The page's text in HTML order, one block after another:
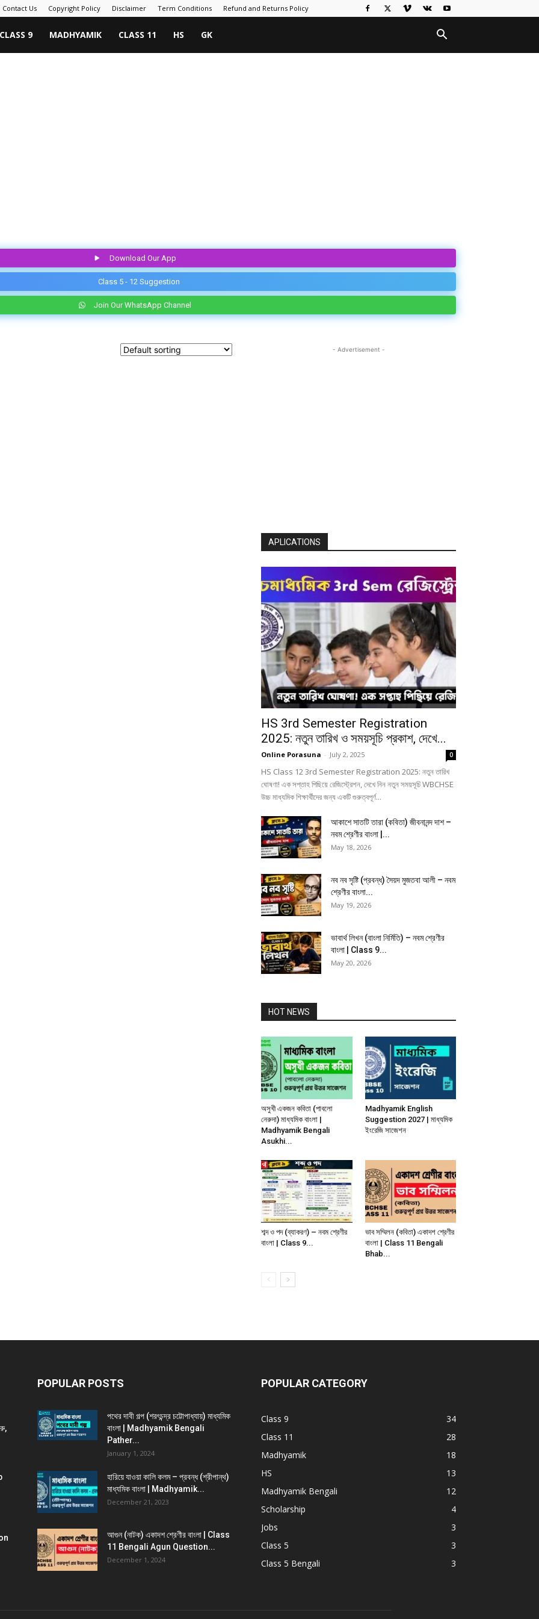
Contact Us Copyright Policy Disclaimer Term Conditions Refund and Returns Policy
CLASS 9 MADHYAMIK CLASS 11 HS GK
Download Our App
Class 5 - 12 Suggestion
Join Our WhatsApp Channel
- Advertisement -
APLICATIONS
HS 3rd Semester Registration
2025: নতুন তারিখ ও সময়সূচি প্রকাশ, দেখে...
Online Porasuna - July 2, 2025 0
HS Class 12 3rd Semester Registration 2025: নতুন তারিখ
ঘোষণা! এক সপ্তাহ পিছিয়ে রেজিস্ট্রেশন, দেখে নিন নতুন সময়সূচি WBCHSE
উচ্চ মাধ্যমিক শিক্ষার্থীদের জন্য একটি গুরুত্বপূর্ণ...
আকাশে সাতটি তারা (কবিতা) জীবনানন্দ দাশ –
নবম শ্রেণীর বাংলা |...
May 18, 2026
নব নব সৃষ্টি (প্রবন্ধ) সৈয়দ মুজতবা আলী – নবম
শ্রেণীর বাংলা...
May 19, 2026
ভাবার্থ লিখন (বাংলা নির্মিতি) – নবম শ্রেণীর
বাংলা | Class 9...
May 20, 2026
HOT NEWS
অসুখী একজন কবিতা (পাবলো
নেরুদা) মাধ্যমিক বাংলা |
Madhyamik Bengali
Asukhi...
Madhyamik English
Suggestion 2027 | মাধ্যমিক
ইংরেজি সাজেশন
শব্দ ও পদ (ব্যাকরণ) – নবম শ্রেণীর
বাংলা | Class 9...
ভাব সম্মিলন (কবিতা) একাদশ শ্রেণীর
বাংলা | Class 11 Bengali
Bhab...
POPULAR POSTS
পথের দাবী গল্প (শরৎচন্দ্র চট্টোপাধ্যায়) মাধ্যমিক
বাংলা | Madhyamik Bengali
Pather...
January 1, 2024
হারিয়ে যাওয়া কালি কলম – প্রবন্ধ (শ্রীপান্থ)
মাধ্যমিক বাংলা | Madhyamik...
December 21, 2023
আগুন (নাটক) একাদশ শ্রেণীর বাংলা | Class
11 Bengali Agun Question...
December 1, 2024
POPULAR CATEGORY
Class 9
34
Class 11
28
Madhyamik
18
HS
13
Madhyamik Bengali
12
Scholarship
4
Jobs
3
Class 5
3
Class 5 Bengali
3